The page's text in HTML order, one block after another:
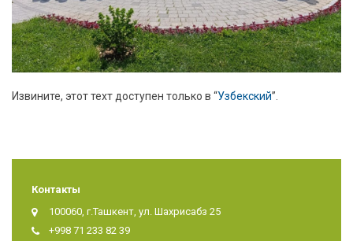
Извините, этот техт доступен только в “Узбекский”.
Контакты
100060, г.Ташкент, ул. Шахрисабз 25
+998 71 233 82 39